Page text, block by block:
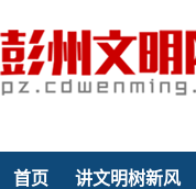
首页 讲文明树新风